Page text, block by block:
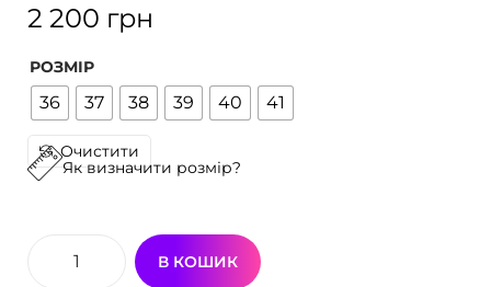
2 200 грн
РОЗМІР
36 37 38 39 40 41
Очистити
Як визначити розмір?
В КОШИК